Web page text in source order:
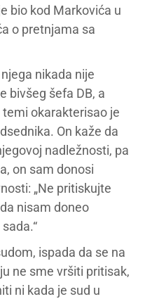
bio kod Markovića u
o pretnjama sa
nikada nije
bivšeg šefa DB, a
okarakterisao je
On kaže da
nadležnosti, pa
on sam donosi
„Ne pritiskujte
nisam doneo
ispada da se na
ne sme vršiti pritisak,
ni kada je sud u